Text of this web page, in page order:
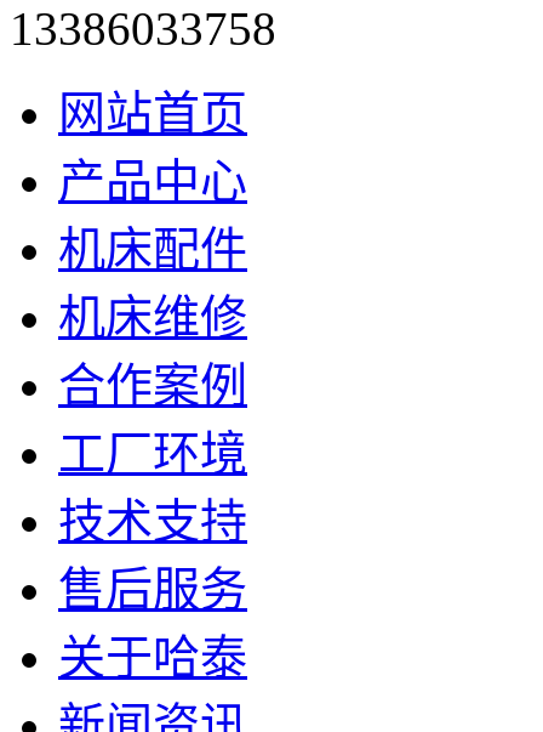
13386033758
网站首页
产品中心
机床配件
机床维修
合作案例
工厂环境
技术支持
售后服务
关于哈泰